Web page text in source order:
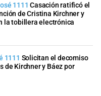
1111 Casación ratificó el
de Cristina Kirchner y
la tobillera electrónica
1111 Solicitan el decomiso
de Kirchner y Báez por